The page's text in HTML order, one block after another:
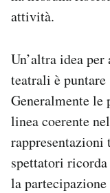
attività.
Un’altra idea
teatrali è
Generalmente le
linea coerente
spettatori
la